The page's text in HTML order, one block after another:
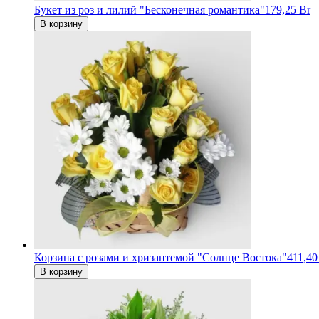
Букет из роз и лилий "Бесконечная романтика"179,25 Br
В корзину
Корзина с розами и хризантемой "Солнце Востока"
В корзину